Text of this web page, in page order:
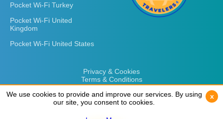
Pocket Wi-Fi Turkey
Pocket Wi-Fi United
Kingdom
Pocket Wi-Fi United States
Privacy & Cookies
Terms & Conditions
We use cookies to provide and improve our services. By using
our site, you consent to cookies.
x
We use cookies to provide and improve our services. By using
our site, you consent to cookies.
x